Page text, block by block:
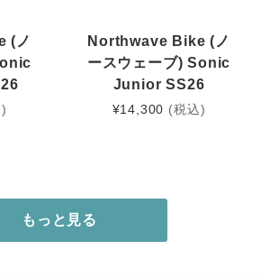
(ノ
Northwave Bike (ノ
ースウェーブ) Sonic
Junior SS26
¥14,300 (税込)
もっと見る